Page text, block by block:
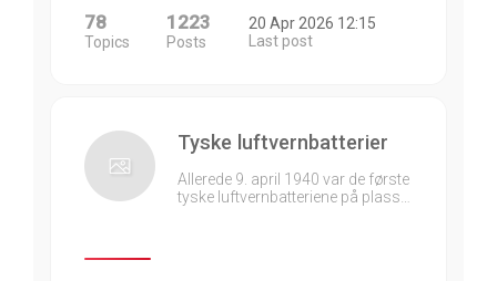
78
Topics
1223
Posts
20 Apr 2026 12:15
Last post
Tyske luftvernbatterier
Allerede 9. april 1940 var de første
tyske luftvernbatteriene på plass…